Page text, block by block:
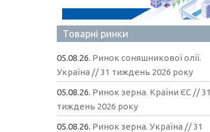
Товарні ринки
05.08.26. Ринок соняшникової олії.
Україна // 31 тиждень 2026 року
05.08.26. Ринок зерна. Країни ЄС // 31
тиждень 2026 року
05.08.26. Ринок зерна. Україна // 31